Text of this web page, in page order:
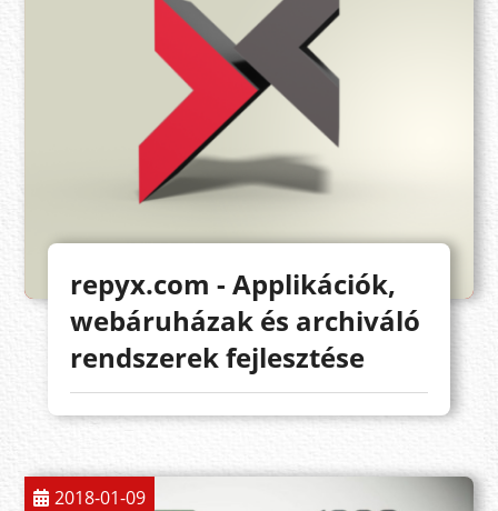
repyx.com - Applikációk,
webáruházak és archiváló
rendszerek fejlesztése
2018-01-09